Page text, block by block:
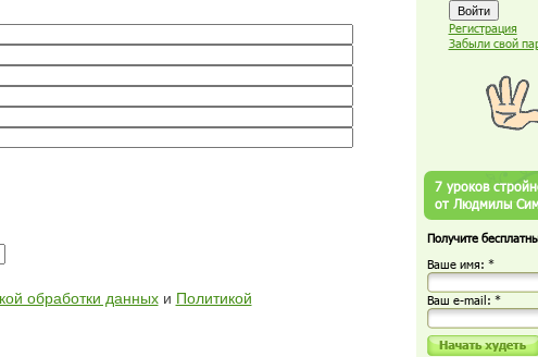
обработки данныхи Политикой
Регистрация
Забыли свой
7 уроков
от Людмилы
Получите
Ваше имя: *
Ваш е-mail: *